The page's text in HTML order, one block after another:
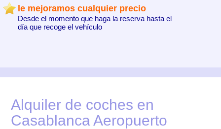
Alquiler de coches en
Casablanca Aeropuerto
le mejoramos cualquier precio
Desde el momento que haga la reserva hasta el
día que recoge el vehículo